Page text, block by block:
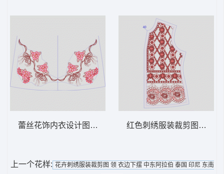
蕾丝花饰内衣设计图 领 衣边下摆 中东阿拉红色刺绣服装裁剪图 领 衣
上一个花样: 花卉刺绣服装裁剪图 领 衣边下摆 中东阿拉伯 泰国 印尼 东南